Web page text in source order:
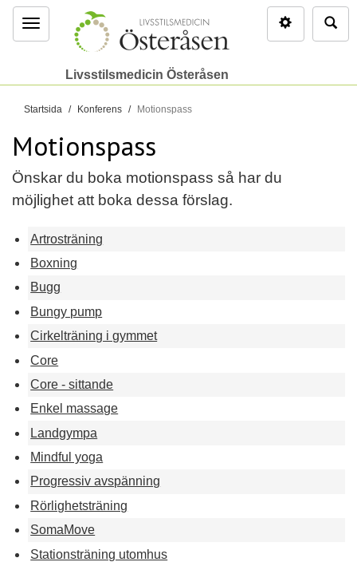
Meny
Livsstilsmedicin Österåsen
D
ä
h
ä
Startsida Konferens Motionspass
Motionspass
Önskar du boka motionspass så har du
möjlighet att boka dessa förslag.
Artrosträning
Boxning
Bugg
Bungy pump
Cirkelträning i gymmet
Core
Core - sittande
Enkel massage
Landgympa
Mindful yoga
Progressiv avspänning
Rörlighetsträning
SomaMove
Stationsträning utomhus